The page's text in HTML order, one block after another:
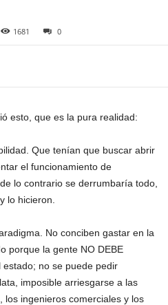
1681 0
esto, que es la pura realidad:
Que tenían que buscar abrir
el funcionamiento de
lo contrario se derrumbaría todo,
lo hicieron.
No conciben gastar en la
porque la gente NO DEBE
no se puede pedir
imposible arriesgarse a las
los ingenieros comerciales y los